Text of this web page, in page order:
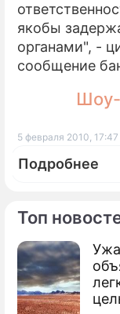
Топ
якобы
органами", -
сообщение
Шоу-
5 февраля 2010, 17:47
Подробнее
По теме